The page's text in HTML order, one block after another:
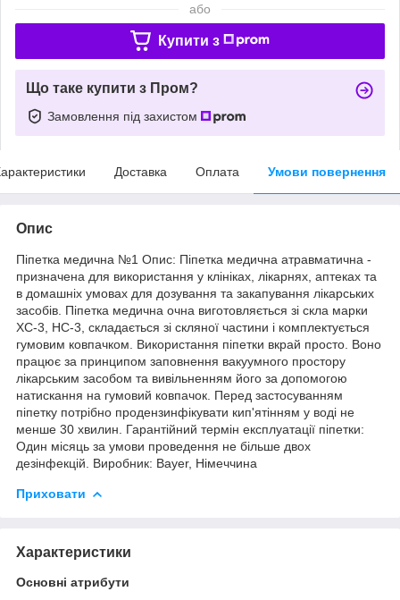
або
Купити з
Що таке купити з Пром?
Замовлення під захистом
Доставка Оплата Умови повернення
Опис
Піпетка медична №1 Опис: Піпетка медична атравматична -
призначена для використання у клініках, лікарнях, аптеках та
в домашніх умовах для дозування та закапування лікарських
засобів. Піпетка медична очна виготовляється зі скла марки
ХС-3, НС-3, складається зі скляної частини і комплектується
гумовим ковпачком. Використання піпетки вкрай просто. Воно
працює за принципом заповнення вакуумного простору
лікарським засобом та вивільненням його за допомогою
натискання на гумовий ковпачок. Перед застосуванням
піпетку потрібно продензинфікувати кип'ятінням у воді не
менше 30 хвилин. Гарантійний термін експлуатації піпетки:
Один місяць за умови проведення не більше двох
дезінфекцій. Виробник: Bayer, Німеччина
Приховати
Характеристики
Основні атрибути